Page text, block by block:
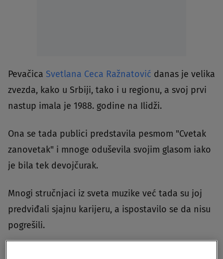
Pevačica Svetlana Ceca Ražnatović danas je velika
zvezda, kako u Srbiji, tako i u regionu, a svoj prvi
nastup imala je 1988. godine na Ilidži.
Ona se tada publici predstavila pesmom "Cvetak
zanovetak" i mnoge oduševila svojim glasom iako
je bila tek devojčurak.
Mnogi stručnjaci iz sveta muzike već tada su joj
predviđali sjajnu karijeru, a ispostavilo se da nisu
pogrešili.